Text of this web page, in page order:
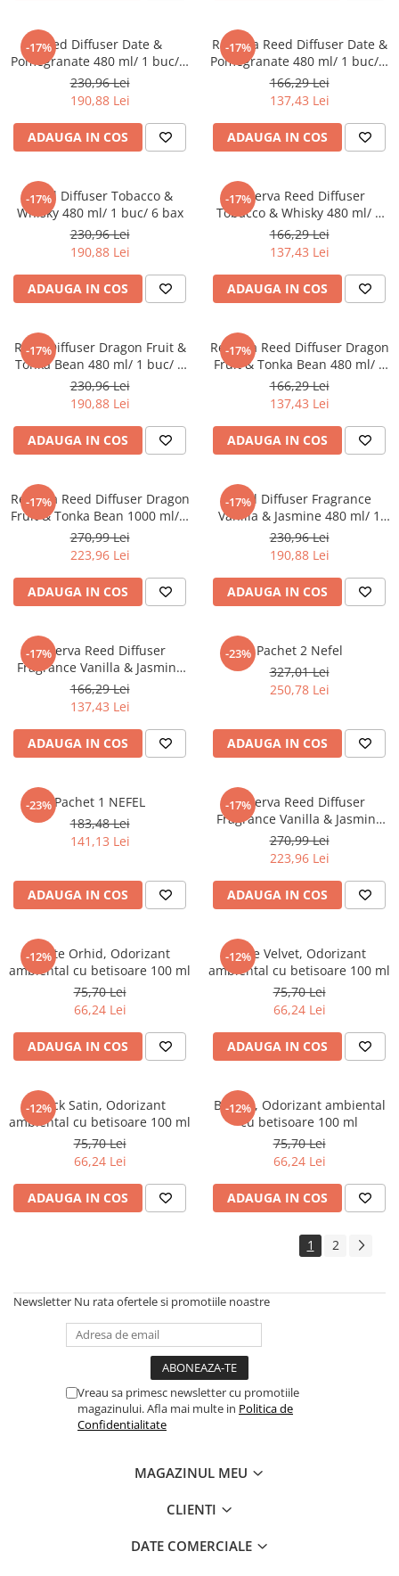
Articole Albe
Articole Natur
Articole Natur + Albe
Articole din Hartie
Consumabile
Catering
Hartie Copt
Hartie Impachetat
Naproane
Pungi Catering
Articole din Lemn
Accesorii
Articole din Plastic PET
Caserole
Sosiere
Pahare
Articole din Trestie de Zahar
Echipament de Protectie
Saci Menajeri
Articole din Carton Alb
Tavite
Articole din Carton Kraft Natur
Caserole
Pahare
Articole din Carton Kraft Natur +
Alb
Pahare
Barcute
Caserole
Articole din Plastic PP
Boluri
Boluri
Farfurii
Articole din Trestie de Zahar Natur
Caserole
Farfurii
Caserole
Articole pentru Cofetarii si
Cupe Desert
Cupe Inghetata
Cutii Prajituri cu Fereastra
-17%Reed Diffuser Date &
Pomegranate 480 ml/ 1 buc/ 6
bax
230,96 Lei
190,88 Lei
ADAUGA IN COS
-17%
Rezerva Reed Diffuser Date &
Pomegranate 480 ml/ 1 buc/ 6
bax
166,29 Lei
137,43 Lei
ADAUGA IN COS
-17%
Reed Diffuser Tobacco &
Whisky 480 ml/ 1 buc/ 6 bax
230,96 Lei
190,88 Lei
ADAUGA IN COS
-17%
Rezerva Reed Diffuser
Tobacco & Whisky 480 ml/ 1
buc/ 6 bax
166,29 Lei
137,43 Lei
ADAUGA IN COS
-17%
Reed Diffuser Dragon Fruit &
Tonka Bean 480 ml/ 1 buc/ 6
bax
230,96 Lei
190,88 Lei
ADAUGA IN COS
-17%
Rezerva Reed Diffuser Dragon
Fruit & Tonka Bean 480 ml/ 1
buc/ 6 bax
166,29 Lei
137,43 Lei
ADAUGA IN COS
-17%
Rezerva Reed Diffuser Dragon
Fruit & Tonka Bean 1000 ml/ 1
buc/ 6 bax
270,99 Lei
223,96 Lei
ADAUGA IN COS
-17%
Reed Diffuser Fragrance
Vanilla & Jasmine 480 ml/ 1
buc/ 6 bax
230,96 Lei
190,88 Lei
ADAUGA IN COS
-17%
Rezerva Reed Diffuser
Fragrance Vanilla & Jasmine
480 ml/ 1 buc/ 6 bax
166,29 Lei
137,43 Lei
ADAUGA IN COS
-23% Pachet 2 Nefel
327,01 Lei
250,78 Lei
ADAUGA IN COS
-23%Pachet 1 NEFEL
183,48 Lei
141,13 Lei
ADAUGA IN COS
-17%
Rezerva Reed Diffuser
Fragrance Vanilla & Jasmine
1000 ml/ 1 buc/ 6 bax
270,99 Lei
223,96 Lei
ADAUGA IN COS
-12%
White Orhid, Odorizant
ambiental cu betisoare 100 ml
75,70 Lei
66,24 Lei
ADAUGA IN COS
-12%
Blue Velvet, Odorizant
ambiental cu betisoare 100 ml
75,70 Lei
66,24 Lei
ADAUGA IN COS
-12%
Black Satin, Odorizant
ambiental cu betisoare 100 ml
75,70 Lei
66,24 Lei
ADAUGA IN COS
-12%
Breeze, Odorizant ambiental
cu betisoare 100 ml
75,70 Lei
66,24 Lei
ADAUGA IN COS
1 2
Newsletter Nu rata ofertele si promotiile noastre
Vreau sa primesc newsletter cu promotiile
magazinului. Afla mai multe in Politica de
Confidentialitate
MAGAZINUL MEU
CLIENTI
DATE COMERCIALE